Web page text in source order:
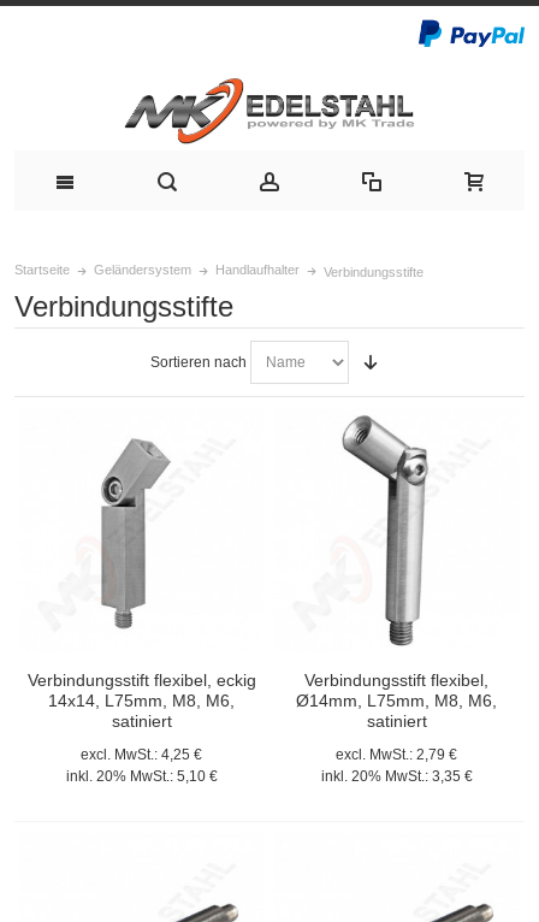
Startseite Geländersystem Handlaufhalter Verbindungsstifte
Verbindungsstifte
Sortieren nach
Verbindungsstift flexibel, eckig
14x14, L75mm, M8, M6,
satiniert
excl. MwSt.: 4,25 €
inkl. 20% MwSt.: 5,10 €
Verbindungsstift flexibel,
Ø14mm, L75mm, M8, M6,
satiniert
excl. MwSt.: 2,79 €
inkl. 20% MwSt.: 3,35 €